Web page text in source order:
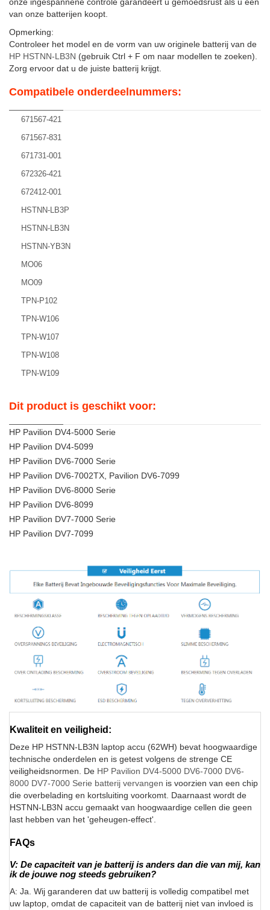
van onze batterijen koopt.
Opmerking:
Controleer het model en de vorm van uw originele batterij van de
HP HSTNN-LB3N (gebruik Ctrl + F om naar modellen te zoeken).
Zorg ervoor dat u de juiste batterij krijgt.
Compatibele onderdeelnummers:
671567-421
671567-831
671731-001
672326-421
672412-001
HSTNN-LB3P
HSTNN-LB3N
HSTNN-YB3N
MO06
MO09
TPN-P102
TPN-W106
TPN-W107
TPN-W108
TPN-W109
Dit product is geschikt voor:
HP Pavilion DV4-5000 Serie
HP Pavilion DV4-5099
HP Pavilion DV6-7000 Serie
HP Pavilion DV6-7002TX, Pavilion DV6-7099
HP Pavilion DV6-8000 Serie
HP Pavilion DV6-8099
HP Pavilion DV7-7000 Serie
HP Pavilion DV7-7099
Kwaliteit en veiligheid:
Deze HP HSTNN-LB3N laptop accu (62WH) bevat hoogwaardige
technische onderdelen en is getest volgens de strenge CE
veiligheidsnormen. De HP Pavilion DV4-5000 DV6-7000 DV6-
8000 DV7-7000 Serie batterij vervangen is voorzien van een chip
die overbelading en kortsluiting voorkomt. Daarnaast wordt de
HSTNN-LB3N accu gemaakt van hoogwaardige cellen die geen
last hebben van het 'geheugen-effect'.
FAQs
V: De capaciteit van je batterij is anders dan die van mij, kan
ik de jouwe nog steeds gebruiken?
A: Ja. Wij garanderen dat uw batterij is volledig compatibel met
uw laptop, omdat de capaciteit van de batterij niet van invloed is